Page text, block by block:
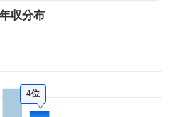
収分布
4位